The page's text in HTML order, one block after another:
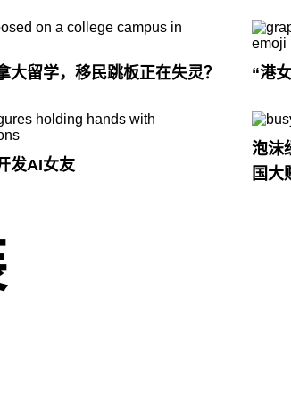
大留学，移民跳板正在失灵？ “港
发AI女友
泡沫
国大